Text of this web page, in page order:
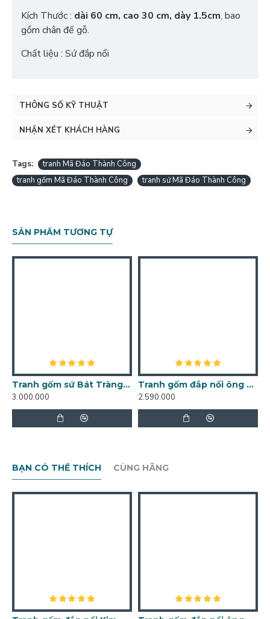
Kích Thước : dài 60 cm, cao 30 cm, dày 1.5cm, bao
gồm chân đế gỗ.
Chất liệu : Sứ đắp nổi
THÔNG SỐ KỸ THUẬT
NHẬN XÉT KHÁCH HÀNG
Tags:
tranh Mã Đáo Thành Công
tranh gốm Mã Đáo Thành Công
tranh sứ Mã Đáo Thành Công
SẢN PHẨM TƯƠNG TỰ
Tranh gốm sứ Bát Tràng Tùng Cúc Trúc Mai TG02
3.000.000
Tranh gốm đắp nổi ông Thọ khung gỗ gụ Bát Tràng TG11
2.590.000
BẠN CÓ THỂ THÍCH CÙNG HÃNG